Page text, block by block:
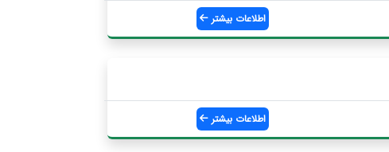
اطلاعات بیشتر
اطلاعات بیشتر